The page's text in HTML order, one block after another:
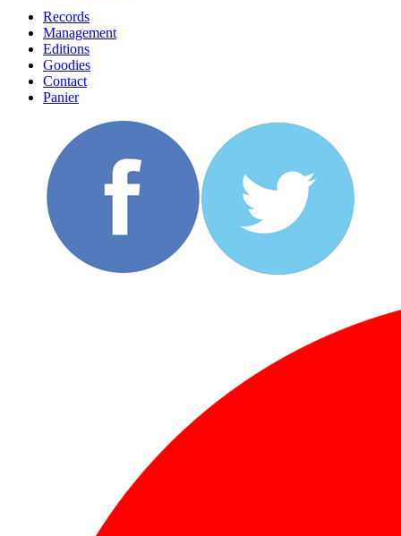
Records
Management
Editions
Goodies
Contact
Panier